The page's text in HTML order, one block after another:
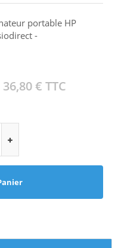
portable HP
-
36,80 € TTC